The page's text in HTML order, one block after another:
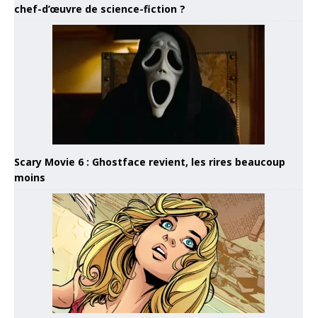
chef-d’œuvre de science-fiction ?
Scary Movie 6 : Ghostface revient, les rires beaucoup
moins